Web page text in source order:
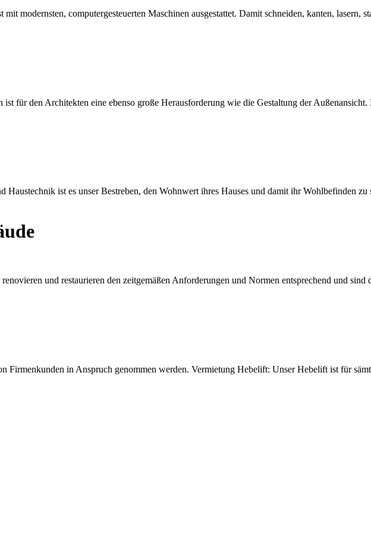
modernsten, computergesteuerten Maschinen ausgestattet. Damit schneiden, kanten, lasern,
für den Architekten eine ebenso große Herausforderung wie die Gestaltung der
Haustechnik ist es unser Bestreben, den Wohnwert ihres Hauses und damit ihr Wohlbefinden
und restaurieren den zeitgemäßen Anforderungen und Normen entsprechend und
Firmenkunden in Anspruch genommen werden. Vermietung Hebelift: Unser Hebelift ist für